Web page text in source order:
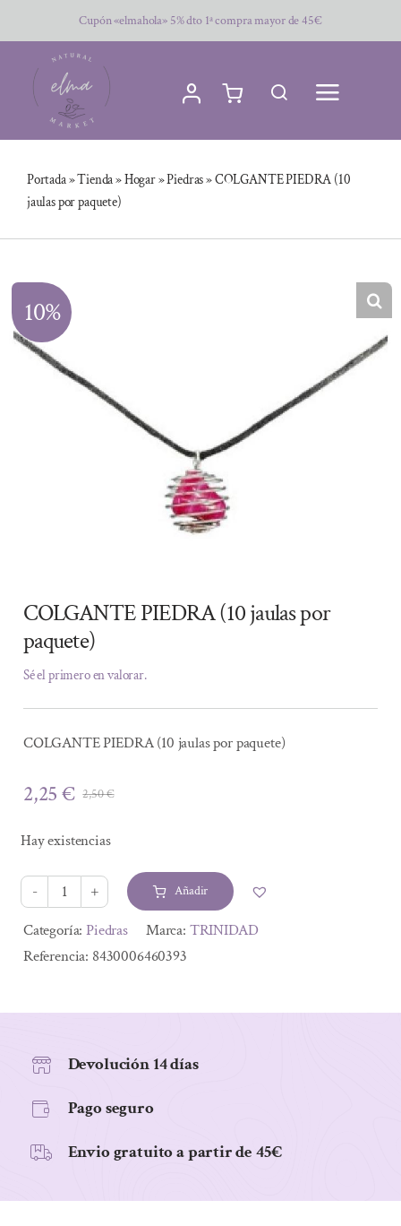
al
contenido
Cupón «elmahola» 5% dto 1ª compra mayor de 45€
Portada»Tienda»Hogar»Piedras»COLGANTE PIEDRA (10
jaulas por paquete)
10%
COLGANTE PIEDRA (10 jaulas por
paquete)
Sé el primero en valorar.
COLGANTE PIEDRA (10 jaulas por paquete)
2,50€El
era:
2,50 €.
2,25€
El
es:
2,25 €.
Hay existencias
COLGANTE
PIEDRA
(10
cantidad
Añadir
Alternative:
Categoría:Piedras Marca: TRINIDAD
Referencia: 8430006460393
Devolución 14 días
Pago seguro
Envio gratuito a partir de 45€